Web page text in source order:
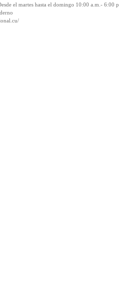
el martes hasta el domingo 10:00 a.m.- 6:00